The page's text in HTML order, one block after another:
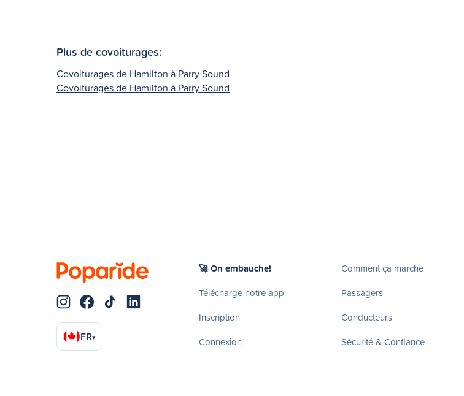
Plus de covoiturages:
Covoiturages de Hamilton à Parry Sound
Covoiturages de Hamilton à Parry Sound
FR▾
🚀 On embauche!
Télécharge notre app
Inscription
Connexion
Comment ça marche
Passagers
Conducteurs
Sécurité & Confiance